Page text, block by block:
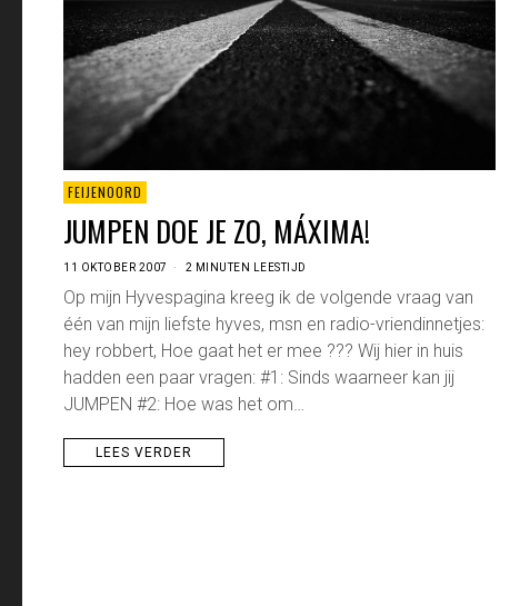
FEIJENOORD
JUMPEN DOE JE ZO, MÁXIMA!
11 OKTOBER 2007 2 MINUTEN LEESTIJD
Op mijn Hyvespagina kreeg ik de volgende vraag van
één van mijn liefste hyves, msn en radio-vriendinnetjes:
hey robbert, Hoe gaat het er mee ??? Wij hier in huis
hadden een paar vragen: #1: Sinds waarneer kan jij
JUMPEN #2: Hoe was het om…
LEES VERDER